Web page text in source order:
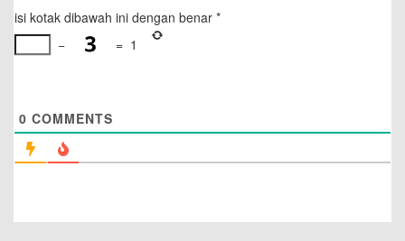
isi kotak dibawah ini dengan benar *
−
= 1
0 COMMENTS